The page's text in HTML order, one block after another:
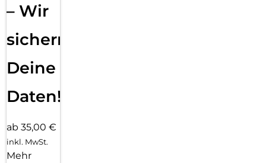
– Wir
sichern
Deine
Daten!
ab 35,00 €
inkl. MwSt.
Mehr